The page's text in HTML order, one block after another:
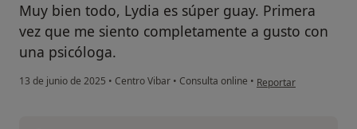
Muy bien todo, Lydia es súper guay. Primera
vez que me siento completamente a gusto con
una psicóloga.
13 de junio de 2025 • Centro Vibar • Consulta online • en opinión del usuario
Reportar